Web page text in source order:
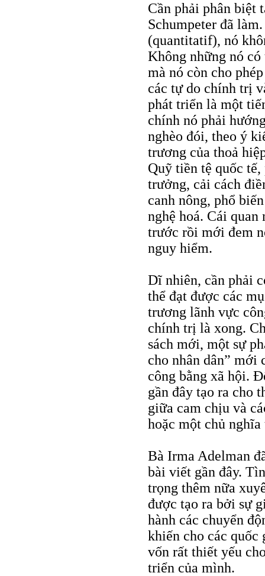
Cần phải phân biệt
Schumpeter đã
(quantitatif), nó
Không những nó
mà nó còn cho
các tự do chính trị
phát triển là một
chính nó phải
nghèo đói, theo ý
trương của thoả
Quỹ tiền tệ quốc
trưởng, cải cách
canh nông, phổ
nghệ hoá. Cái quan
trước rồi mới đem
nguy hiểm.
Dĩ nhiên, cần phải
thể đạt được các
trương lãnh vực
chính trị là xong.
sách mới, một sự
cho nhân dân” mới
công bằng xã hội.
gần đây tạo ra cho
giữa cam chịu và
hoặc một chủ
Bà Irma Adelman
bài viết gần đây.
trọng thêm nữa
được tạo ra bởi sự
hành các chuyển
khiến cho các quốc
vốn rất thiết yếu
triển của mình.